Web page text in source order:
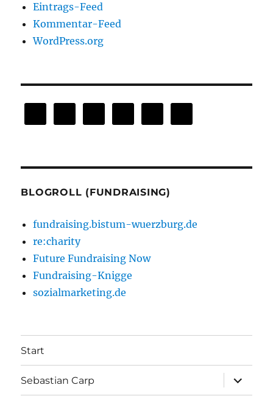
Eintrags-Feed
Kommentar-Feed
WordPress.org
BLOGROLL (FUNDRAISING)
fundraising.bistum-wuerzburg.de
re:charity
Future Fundraising Now
Fundraising-Knigge
sozialmarketing.de
Start
Sebastian Carp
anzeigen